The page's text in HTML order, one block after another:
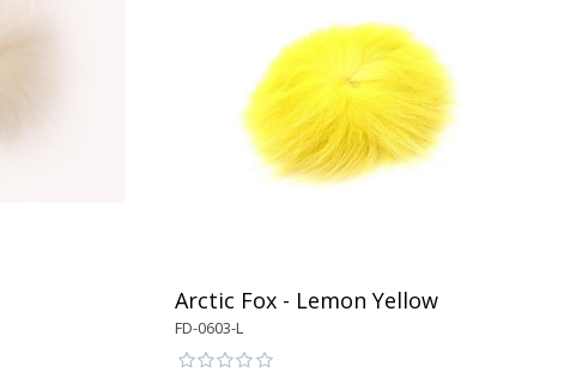
Arctic Fox - Lemon Yellow
FD-0603-L